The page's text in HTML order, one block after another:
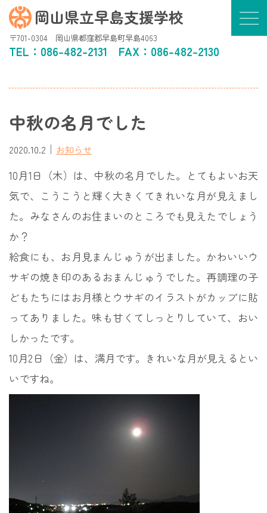
岡山県立早島支援学校
〒701-0304 岡山県都窪郡早島町早島4063
TEL： 086-482-2131 FAX：086-482-2130
中秋の名月でした
2020.10.2 ｜ お知らせ
10月1日（木）は、中秋の名月でした。とてもよいお天
気で、こうこうと輝く大きくてきれいな月が見えまし
た。みなさんのお住まいのところでも見えたでしょう
か？
給食にも、お月見まんじゅうが出ました。かわいいウ
サギの焼き印のあるおまんじゅうでした。再調理の子
どもたちにはお月様とウサギのイラストがカップに貼
ってありました。味も甘くてしっとりしていて、おい
しかったです。
10月2日（金）は、満月です。きれいな月が見えるとい
いですね。